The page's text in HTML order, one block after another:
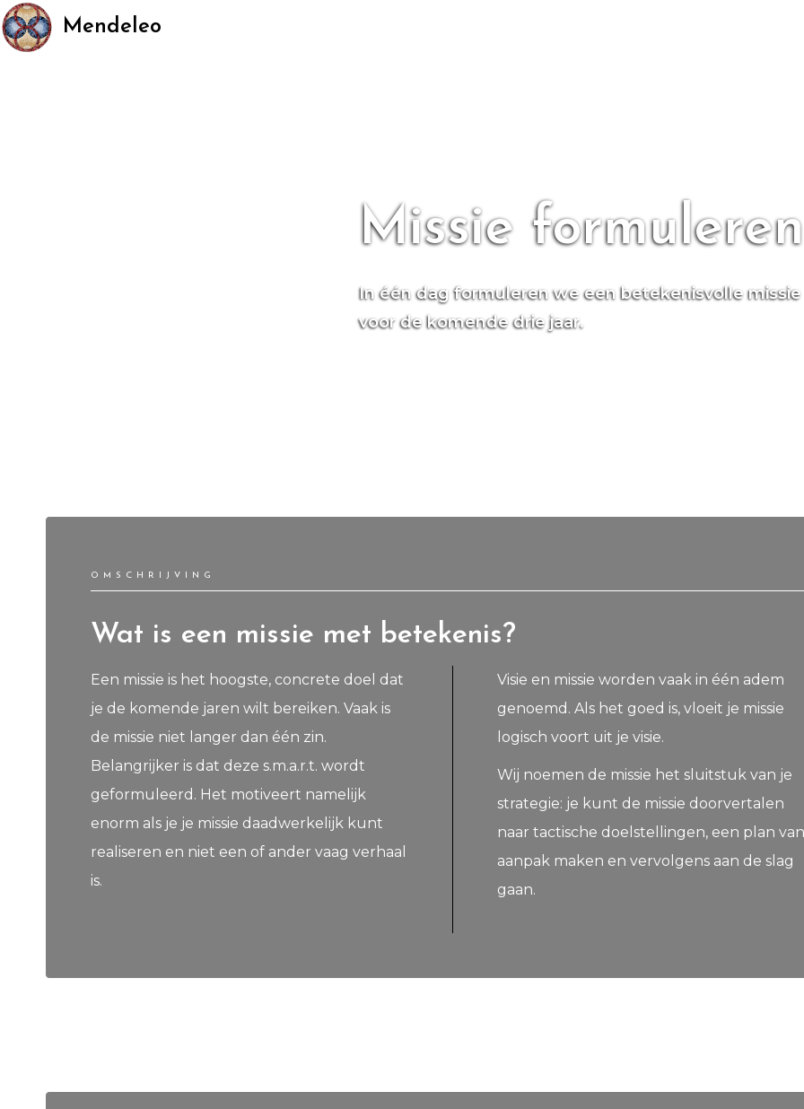
Mendeleo
Missie formuleren
In één dag formuleren we een betekenisvolle missie
voor de komende drie jaar.
OMSCHRIJVING
Wat is een missie met betekenis?
Een missie is het hoogste, concrete doel dat
je de komende jaren wilt bereiken. Vaak is
de missie niet langer dan één zin.
Belangrijker is dat deze s.m.a.r.t. wordt
geformuleerd. Het motiveert namelijk
enorm als je je missie daadwerkelijk kunt
realiseren en niet een of ander vaag verhaal
is.
Visie en missie worden vaak in één adem
genoemd. Als het goed is, vloeit je missie
logisch voort uit je visie.
Wij noemen de missie het sluitstuk van je
strategie: je kunt de missie doorvertalen
naar tactische doelstellingen, een plan van
aanpak maken en vervolgens aan de slag
gaan.